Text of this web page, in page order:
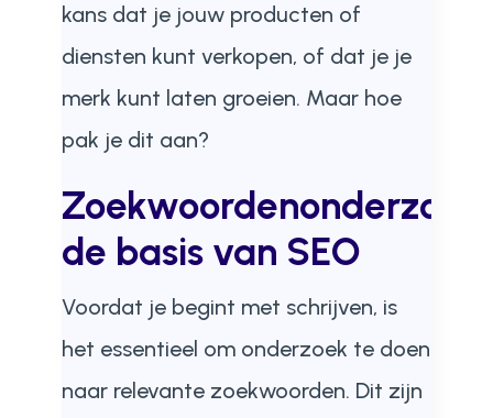
kans dat je jouw producten of
diensten kunt verkopen, of dat je je
merk kunt laten groeien. Maar hoe
pak je dit aan?
Zoekwoordenonderzoek:
de basis van SEO
Voordat je begint met schrijven, is
het essentieel om onderzoek te doen
naar relevante zoekwoorden. Dit zijn